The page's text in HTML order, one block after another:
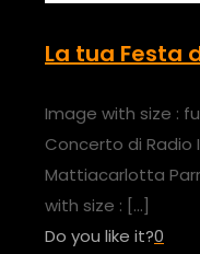
La tua Festa
Image with size :
Concerto di Radio
Mattiacarlotta
with size : […]
Do you like it?0